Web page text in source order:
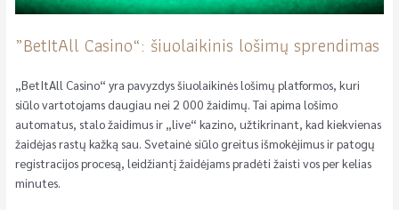
„BetItAll Casino“: šiuolaikinis lošimų sprendimas
„BetItAll Casino“ yra pavyzdys šiuolaikinės lošimų platformos, kuri
siūlo vartotojams daugiau nei 2 000 žaidimų. Tai apima lošimo
automatus, stalo žaidimus ir „live“ kazino, užtikrinant, kad kiekvienas
žaidėjas rastų kažką sau. Svetainė siūlo greitus išmokėjimus ir patogų
registracijos procesą, leidžiantį žaidėjams pradėti žaisti vos per kelias
minutes.